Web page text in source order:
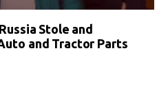
Stole and
and Tractor Parts